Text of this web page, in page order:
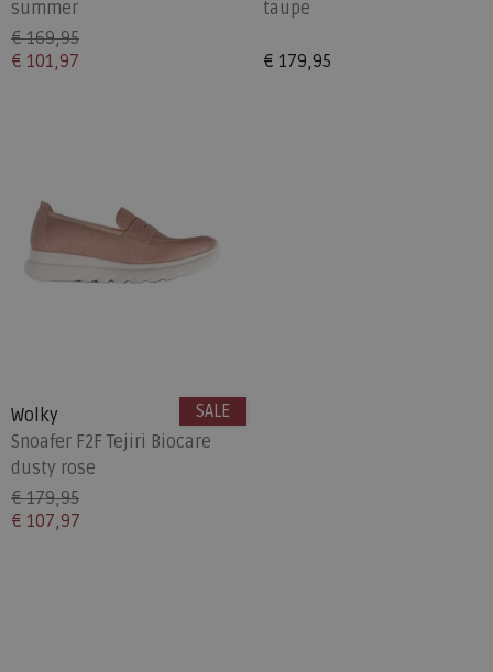
summer
€ 169,95
€ 101,97
taupe
€ 179,95
Wolky
Snoafer F2F Tejiri Biocare
dusty rose
€ 179,95
€ 107,97
SALE